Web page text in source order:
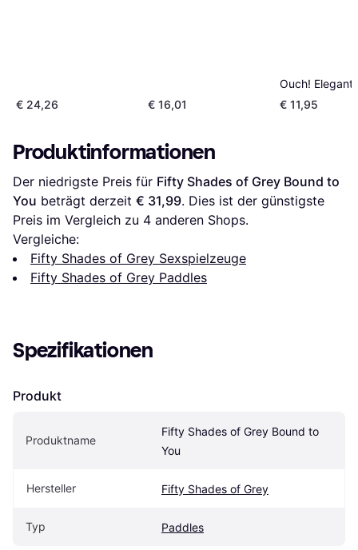
€ 24,26 € 16,01
Ouch! Elegant
€ 11,95
Produktinformationen
Der niedrigste Preis für Fifty Shades of Grey Bound to
You beträgt derzeit € 31,99. Dies ist der günstigste
Preis im Vergleich zu 4 anderen Shops.
Vergleiche:
Fifty Shades of Grey Sexspielzeuge
Fifty Shades of Grey Paddles
Spezifikationen
Produkt
Produktname
Fifty Shades of Grey Bound to
You
Hersteller Fifty Shades of Grey
Typ Paddles